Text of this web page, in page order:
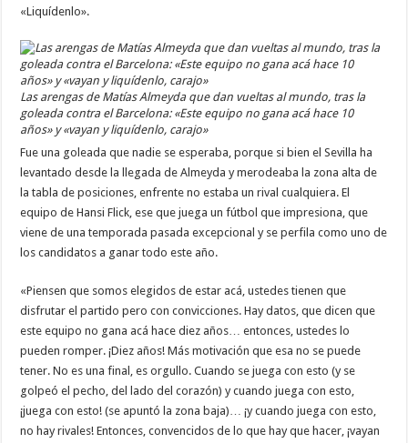
«Liquídenlo».
Las arengas de Matías Almeyda que dan vueltas al mundo, tras la
goleada contra el Barcelona: «Este equipo no gana acá hace 10
años» y «vayan y liquídenlo, carajo»
Fue una goleada que nadie se esperaba, porque si bien el Sevilla ha
levantado desde la llegada de Almeyda y merodeaba la zona alta de
la tabla de posiciones, enfrente no estaba un rival cualquiera. El
equipo de Hansi Flick, ese que juega un fútbol que impresiona, que
viene de una temporada pasada excepcional y se perfila como uno de
los candidatos a ganar todo este año.
«Piensen que somos elegidos de estar acá, ustedes tienen que
disfrutar el partido pero con convicciones. Hay datos, que dicen que
este equipo no gana acá hace diez años… entonces, ustedes lo
pueden romper. ¡Diez años! Más motivación que esa no se puede
tener. No es una final, es orgullo. Cuando se juega con esto (y se
golpeó el pecho, del lado del corazón) y cuando juega con esto,
¡juega con esto! (se apuntó la zona baja)… ¡y cuando juega con esto,
no hay rivales! Entonces, convencidos de lo que hay que hacer, ¡vayan